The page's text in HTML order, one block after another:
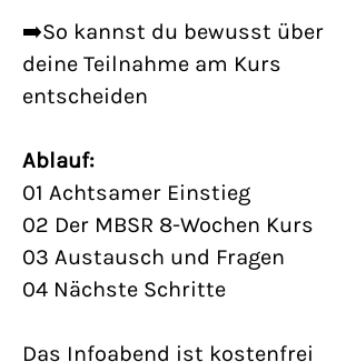
➡️So kannst du bewusst über
deine Teilnahme am Kurs
entscheiden
Ablauf:
01 Achtsamer Einstieg
02 Der MBSR 8-Wochen Kurs
03 Austausch und Fragen
04 Nächste Schritte
Das Infoabend ist kostenfrei